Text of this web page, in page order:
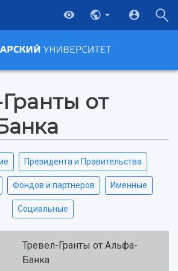
от
Президента и Правительства
Фондов и партнеров Именные
Социальные
Тревел-Гранты от Альфа-
Банка